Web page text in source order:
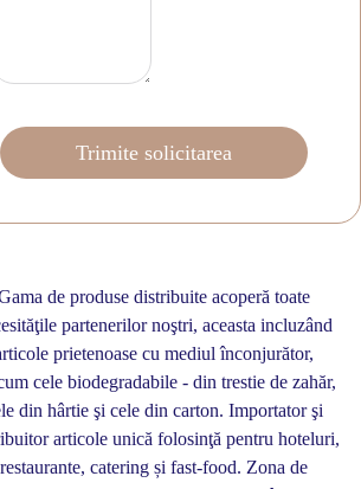
de produse distribuite acoperă toate
partenerilor noştri, aceasta incluzând
prietenoase cu mediul înconjurător,
cele biodegradabile - din trestie de zahăr,
din hârtie şi cele din carton. Importator şi
articole unică folosinţă pentru hoteluri,
restaurante, catering și fast-food. Zona de